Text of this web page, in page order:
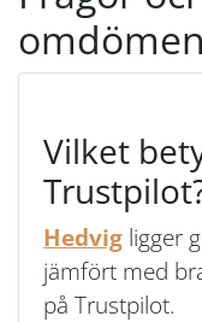
Vilket
Hedvig ligger
jämfört med
på Trustpilot.